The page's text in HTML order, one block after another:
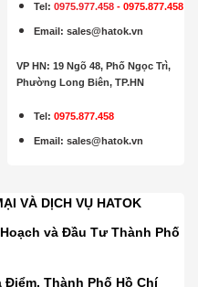
Tel:0975.977.458 -0975.877.458
Email :sales@hatok.vn
VP HN: 19 Ngõ 48, Phố Ngọc Trì,
Phường Long Biên, TP.HN
Tel: 0975.877.458
Email:sales@hatok.vn
VÀ DỊCH VỤ HATOK
và Đầu Tư Thành Phố
Điểm, Thành Phố Hồ Chí